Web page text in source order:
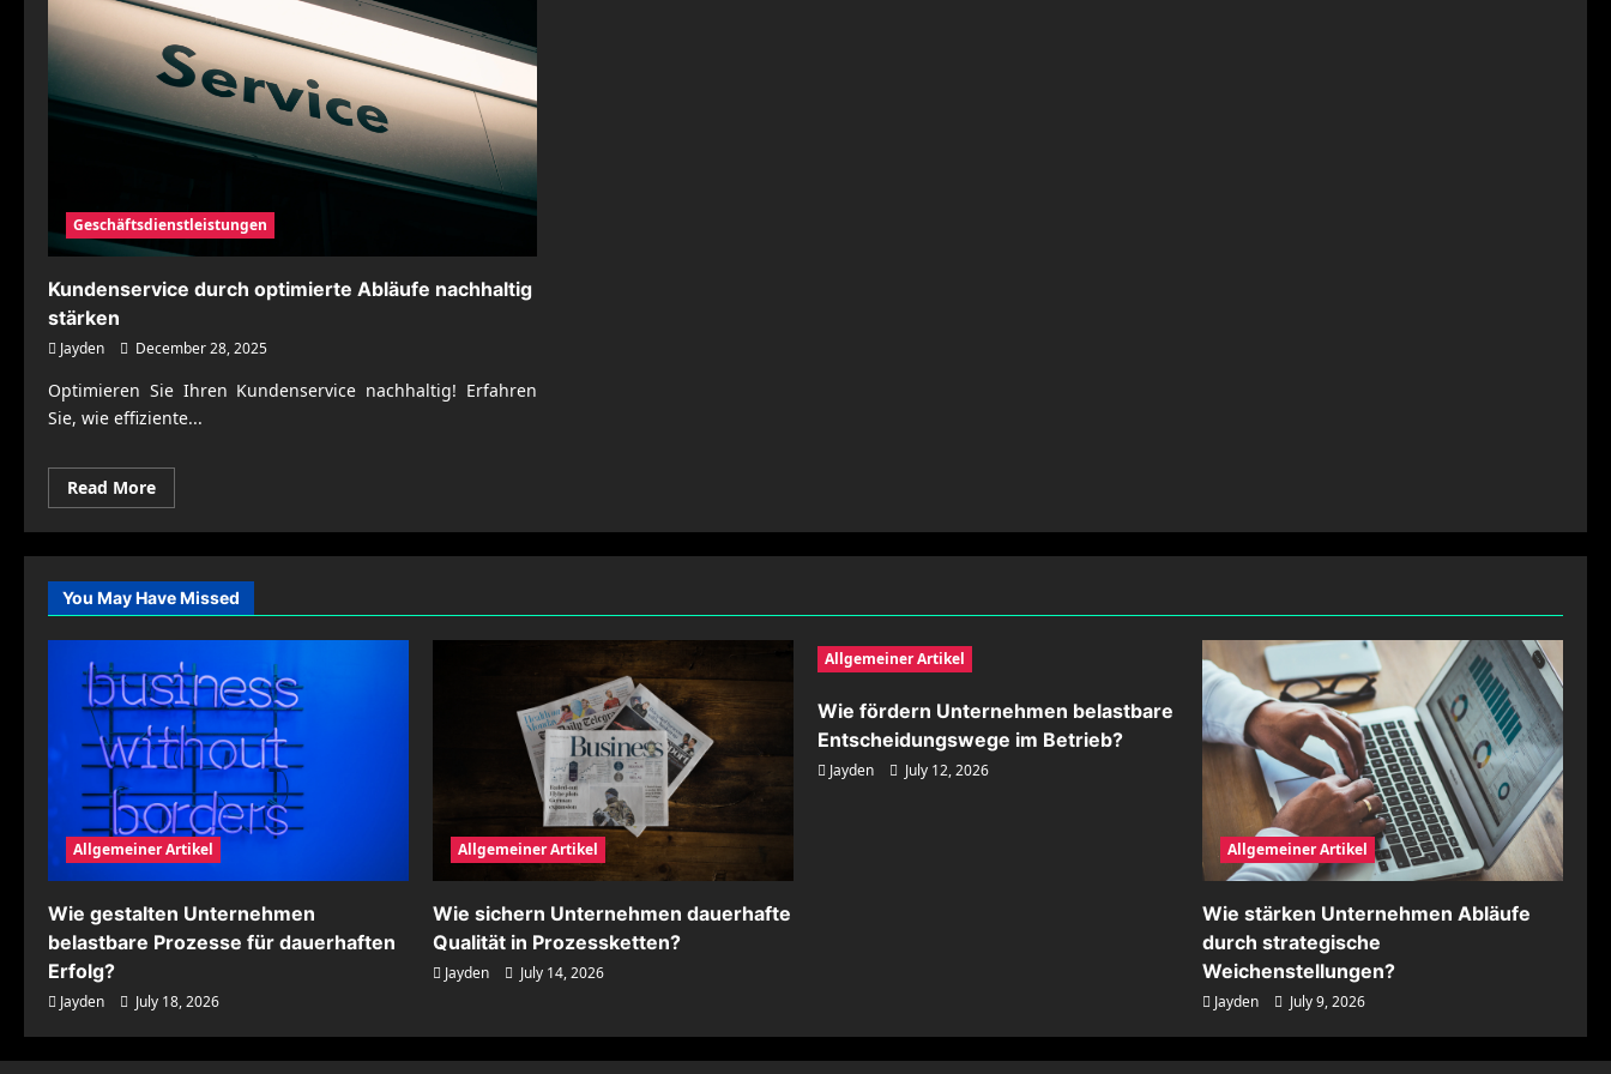
Geschäftsdienstleistungen
Kundenservice durch optimierte Abläufe nachhaltig
stärken
Jayden December 28, 2025
Optimieren Sie Ihren Kundenservice nachhaltig! Erfahren
Sie, wie effiziente...
Read MoreRead
more
Kundenservice
durch
Abläufe
nachhaltig
stärken
You May Have Missed
Allgemeiner Artikel
Wie gestalten Unternehmen
belastbare Prozesse für dauerhaften
Erfolg?
Jayden July 18, 2026
Allgemeiner Artikel
Wie sichern Unternehmen dauerhafte
Qualität in Prozessketten?
Jayden July 14, 2026
Allgemeiner Artikel
Wie fördern Unternehmen belastbare
Entscheidungswege im Betrieb?
Jayden July 12, 2026
Allgemeiner Artikel
Wie stärken Unternehmen Abläufe
durch strategische
Weichenstellungen?
Jayden July 9, 2026